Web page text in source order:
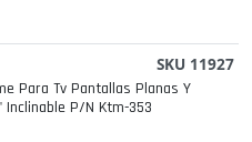
SKU 11927
Para Tv Pantallas Planas Y
Inclinable P/n Ktm-353